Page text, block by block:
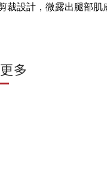
設計，微露出腿部肌
多